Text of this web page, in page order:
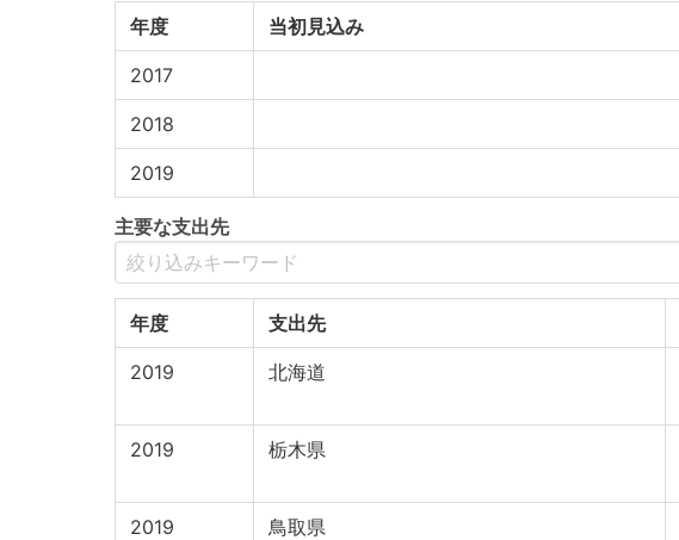
年度
当初見込み
2017
2018
2019
主要な支出先
年度 支出先
2019 北海道
2019 栃木県
2019 鳥取県